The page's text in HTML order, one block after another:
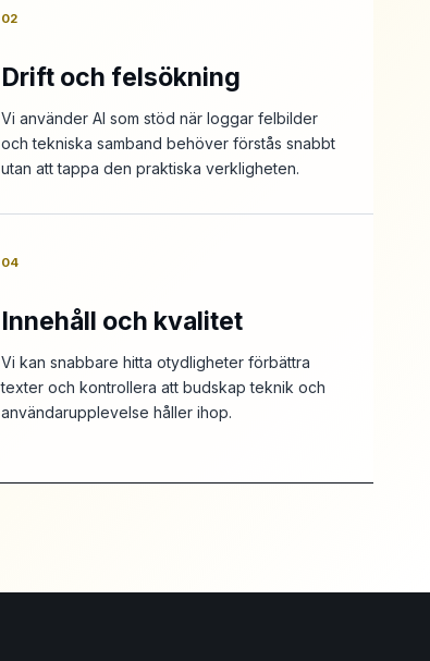
02
Drift och felsökning
Vi använder AI som stöd när loggar felbilder
och tekniska samband behöver förstås snabbt
utan att tappa den praktiska verkligheten.
04
Innehåll och kvalitet
Vi kan snabbare hitta otydligheter förbättra
texter och kontrollera att budskap teknik och
användarupplevelse håller ihop.